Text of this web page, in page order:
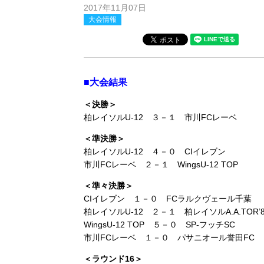
2017年11月07日
大会情報
■大会結果
＜決勝＞
柏レイソルU-12 ３－１ 市川FCレーベ
＜準決勝＞
柏レイソルU-12 ４－０ CIイレブン
市川FCレーベ ２－１ WingsU-12 TOP
＜準々決勝＞
CIイレブン １－０ FCラルクヴェール千葉
柏レイソルU-12 ２－１ 柏レイソル
WingsU-12 TOP ５－０ SP-フッチSC
市川FCレーベ １－０ パサニオール誉田FC
＜ラウンド16＞